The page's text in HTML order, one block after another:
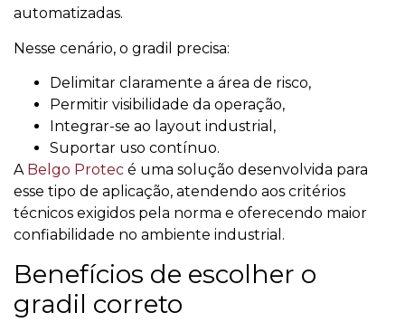
automatizadas.
Nesse cenário, o gradil precisa:
Delimitar claramente a área de risco,
Permitir visibilidade da operação,
Integrar-se ao layout industrial,
Suportar uso contínuo.
A Belgo Protec é uma solução desenvolvida para
esse tipo de aplicação, atendendo aos critérios
técnicos exigidos pela norma e oferecendo maior
confiabilidade no ambiente industrial.
Benefícios de escolher o
gradil correto